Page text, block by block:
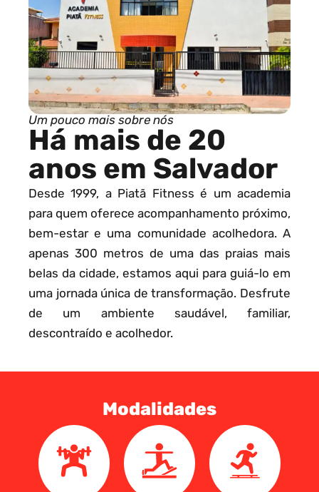
Um pouco mais sobre nós
Há mais de 20
anos em Salvador
Desde 1999, a Piatã Fitness é um academia
para quem oferece acompanhamento próximo,
bem-estar e uma comunidade acolhedora. A
apenas 300 metros de uma das praias mais
belas da cidade, estamos aqui para guiá-lo em
uma jornada única de transformação. Desfrute
de um ambiente saudável, familiar,
descontraído e acolhedor.
Modalidades